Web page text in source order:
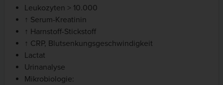
Leukozyten > 10.000
↑ Serum-Kreatinin
↑ Harnstoff-Stickstoff
↑ CRP, Blutsenkungsgeschwindigkeit
Lactat
Urinanalyse
Mikrobiologie: